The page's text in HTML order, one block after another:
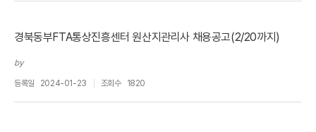
경북동부FTA통상진흥센터 원산지관리사 채용공고(2/20까지)
by
등록일 2024-01-23 조회수 1820